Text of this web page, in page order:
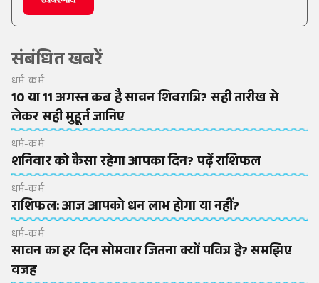
संबंधित खबरें
धर्म-कर्म
10 या 11 अगस्त कब है सावन शिवरात्रि? सही तारीख से
लेकर सही मुहूर्त जानिए
धर्म-कर्म
शनिवार को कैसा रहेगा आपका दिन? पढ़ें राशिफल
धर्म-कर्म
राशिफल: आज आपको धन लाभ होगा या नहीं?
धर्म-कर्म
सावन का हर दिन सोमवार जितना क्यों पवित्र है? समझिए
वजह